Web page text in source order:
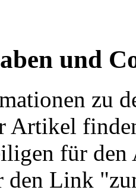
und
zu
Artikel
für
den Link